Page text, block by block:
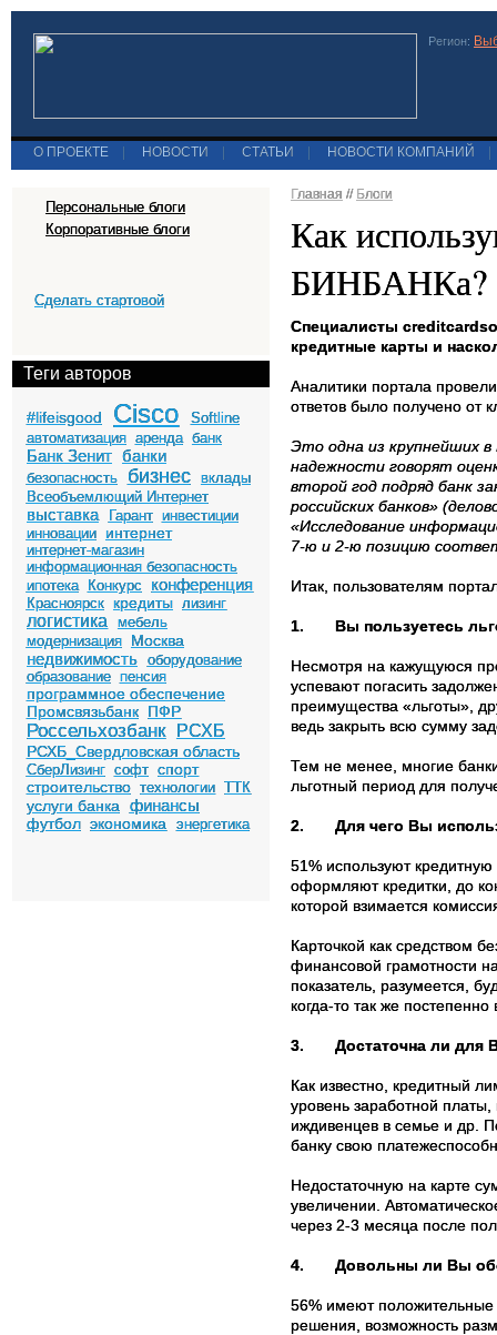
Регион:
О ПРОЕКТЕ НОВОСТИ СТАТЬИ НОВОСТИ КОМПАНИЙ
Персональные блоги
Корпоративные блоги
Сделать стартовой
Теги авторов
#lifeisgood Cisco
Softline
автоматизация аренда банк
Банк Зенит банки
безопасность бизнес
вклады
Всеобъемлющий Интернет
выставка Гарант инвестиции
инновации
интернет
интернет-магазин
информационная безопасность
ипотека
Конкурс конференция
Красноярск кредиты лизинг
логистика
мебель
модернизация
Москва
недвижимость оборудование
образование пенсия
программное обеспечение
Промсвязьбанк ПФР
Россельхозбанк РСХБ
РСХБ_Свердловская область
СберЛизинг софт спорт
строительство технологии ТТК
услуги банка финансы
футбол экономика энергетика
Главная // Блоги
Как
БИНБАНКа?
Специалисты c
кредитные карты и
Аналитики портала
ответов было получено от
Это одна из крупнейших
надежности говорят
второй год подряд банк
российских банков»
«Исследование
7-ю и 2-ю позицию
Итак, пользователям
1. Вы пользуетесь
Несмотря на кажущуюся
успевают погасить
преимущества «льготы»,
ведь закрыть всю сумму
Тем не менее, многие
льготный период для
2. Для чего Вы
51% используют
оформляют кредитки, до
которой взимается
Карточкой как средством
финансовой грамотности
показатель, разумеется,
когда-то так же
3. Достаточна ли для
Как известно, кредитный
уровень заработной платы,
иждивенцев в семье и др.
банку свою
Недостаточную на карте
увеличении.
через 2-3 месяца после
4. Довольны ли Вы
56% имеют положительные
решения, возможность